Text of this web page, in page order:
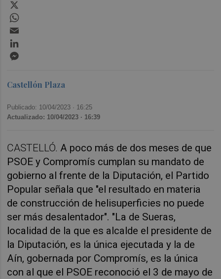
Castellón Plaza
Publicado: 10/04/2023 · 16:25
Actualizado: 10/04/2023 · 16:39
CASTELLÓ. A poco más de dos meses de que
PSOE y Compromís cumplan su mandato de
gobierno al frente de la Diputación, el Partido
Popular señala que "el resultado en materia
de construcción de helisuperficies no puede
ser más desalentador". "La de Sueras,
localidad de la que es alcalde el presidente de
la Diputación, es la única ejecutada y la de
Aín, gobernada por Compromís, es la única
con al que el PSOE reconoció el 3 de mayo de